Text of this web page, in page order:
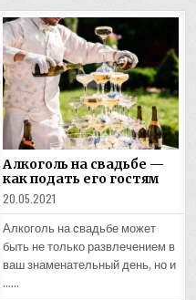
Алкоголь на свадьбе —
как подать его гостям
20.05.2021
Алкоголь на свадьбе может
быть не только развлечением в
ваш знаменательный день, но и
……